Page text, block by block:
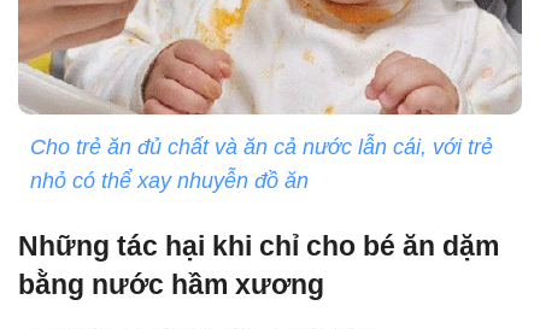
Cho trẻ ăn đủ chất và ăn cả nước lẫn cái, với trẻ
nhỏ có thể xay nhuyễn đồ ăn
Những tác hại khi chỉ cho bé ăn dặm
bằng nước hầm xương